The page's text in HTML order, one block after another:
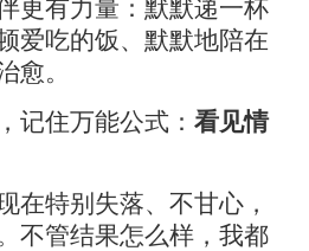
更有力量： 默默递一杯
爱吃的饭、 默默地陪在
愈。
记住万能公式： 看见情
在特别失落、不甘心，
不管结果怎么样，我都